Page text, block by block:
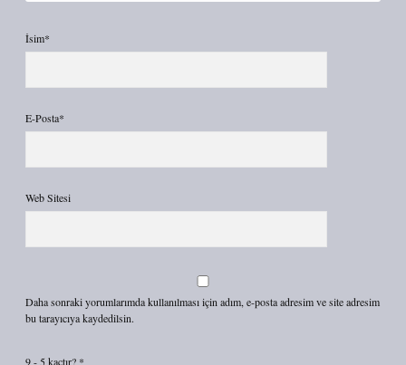
İsim*
E-Posta*
Web Sitesi
Daha sonraki yorumlarımda kullanılması için adım, e-posta adresim ve site adresim
bu tarayıcıya kaydedilsin.
9 - 5 kaçtır? *